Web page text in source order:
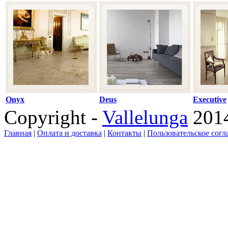
Onyx Deus Executive
Copyright - Vallelunga
Главная | Оплата и доставка | Контакты | Пользовательское